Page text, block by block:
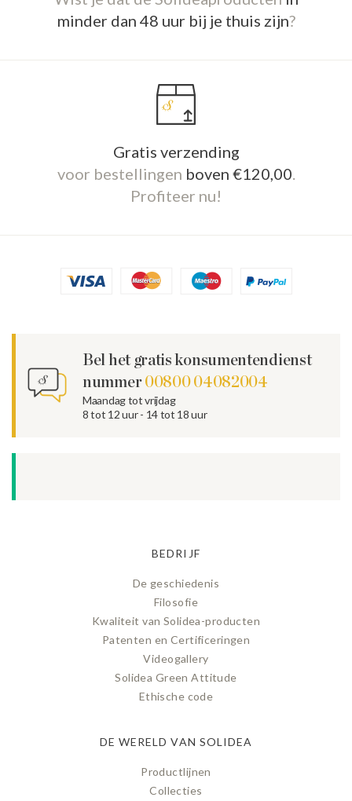
minder dan 48 uur bij je thuis zijn?
Gratis verzending
voor bestellingen boven €120,00
Profiteer nu!
Bel het gratis konsumentendienst
nummer 00800 04082004
Maandag tot vrijdag
8 tot 12 uur - 14 tot 18 uur
BEDRIJF
De geschiedenis
Filosofie
Kwaliteit van Solidea-producten
Patenten en Certificeringen
Videogallery
Solidea Green Attitude
Ethische code
DE WERELD VAN SOLIDEA
Productlijnen
Collecties